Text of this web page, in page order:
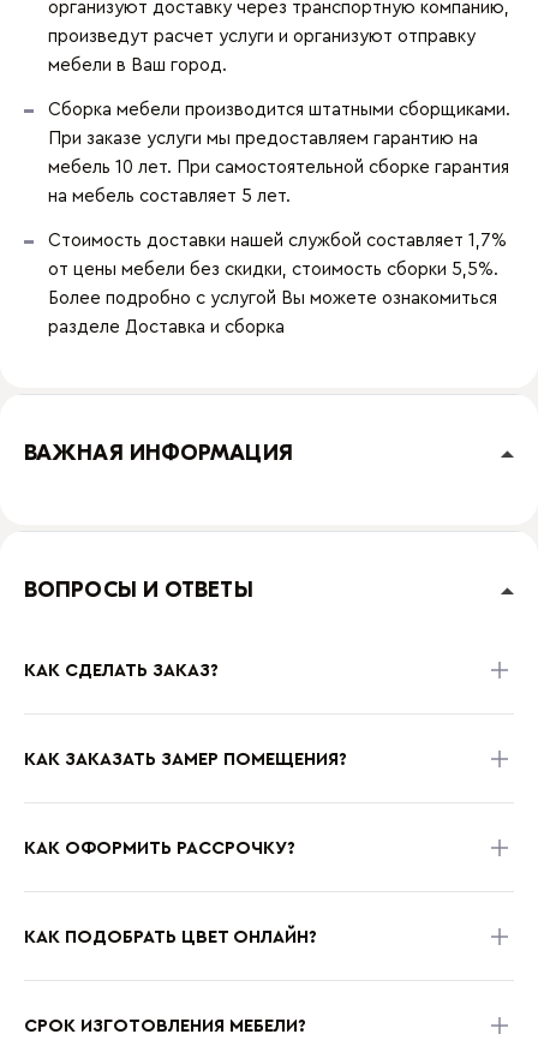
организуют доставку через транспортную компанию,
произведут расчет услуги и организуют отправку
мебели в Ваш город.
Сборка мебели производится штатными сборщиками.
При заказе услуги мы предоставляем гарантию на
мебель 10 лет. При самостоятельной сборке гарантия
на мебель составляет 5 лет.
Стоимость доставки нашей службой составляет 1,7%
от цены мебели без скидки, стоимость сборки 5,5%.
Более подробно с услугой Вы можете ознакомиться
разделе Доставка и сборка
ВАЖНАЯ ИНФОРМАЦИЯ
ВОПРОСЫ И ОТВЕТЫ
КАК СДЕЛАТЬ ЗАКАЗ?
КАК ЗАКАЗАТЬ ЗАМЕР ПОМЕЩЕНИЯ?
КАК ОФОРМИТЬ РАССРОЧКУ?
КАК ПОДОБРАТЬ ЦВЕТ ОНЛАЙН?
СРОК ИЗГОТОВЛЕНИЯ МЕБЕЛИ?